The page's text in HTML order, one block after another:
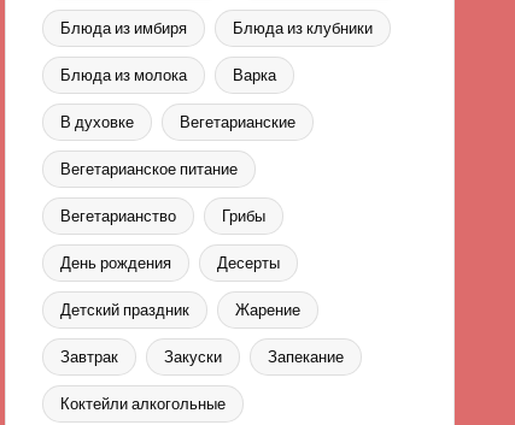
Блюда из имбиря Блюда из клубники
Блюда из молока Варка
В духовке Вегетарианские
Вегетарианское питание
Вегетарианство Грибы
День рождения Десерты
Детский праздник Жарение
Завтрак Закуски Запекание
Коктейли алкогольные